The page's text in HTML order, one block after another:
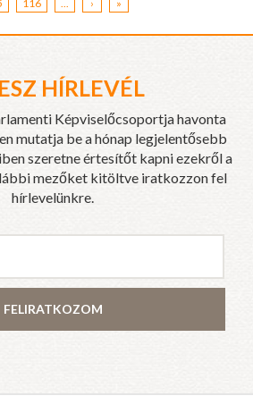
116 › »
HÍRLEVÉL
Képviselőcsoportja havonta
mutatja be a hónap legjelentősebb
szeretne értesítőt kapni ezekről a
mezőket kitöltve iratkozzon fel
hírlevelünkre.
FELIRATKOZOM